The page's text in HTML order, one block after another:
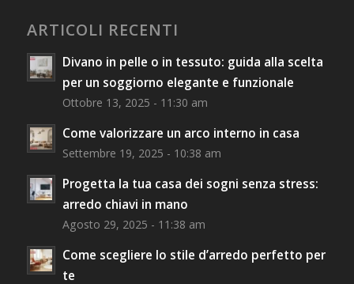
ARTICOLI RECENTI
Divano in pelle o in tessuto: guida alla scelta
per un soggiorno elegante e funzionale
Ottobre 13, 2025 - 11:30 am
Come valorizzare un arco interno in casa
Settembre 19, 2025 - 10:38 am
Progetta la tua casa dei sogni senza stress:
arredo chiavi in mano
Agosto 29, 2025 - 11:38 am
Come scegliere lo stile d’arredo perfetto per
te